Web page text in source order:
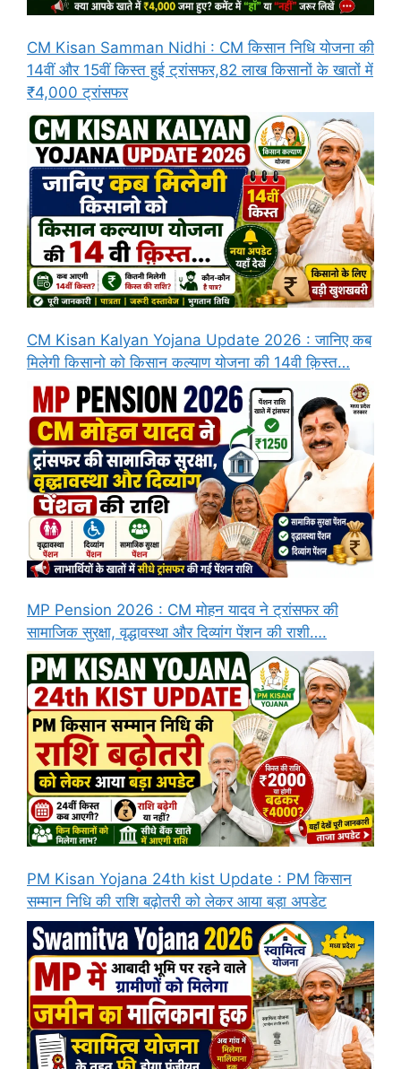
CM Kisan Samman Nidhi : CM किसान निधि योजना की
14वीं और 15वीं किस्त हुई ट्रांसफर,82 लाख किसानों के खातों में
₹4,000 ट्रांसफर
CM Kisan Kalyan Yojana Update 2026 : जानिए कब
मिलेगी किसानो को किसान कल्याण योजना की 14वी क़िस्त…
MP Pension 2026 : CM मोहन यादव ने ट्रांसफर की
सामाजिक सुरक्षा, वृद्धावस्था और दिव्यांग पेंशन की राशी….
PM Kisan Yojana 24th kist Update : PM किसान
सम्मान निधि की राशि बढ़ोतरी को लेकर आया बड़ा अपडेट